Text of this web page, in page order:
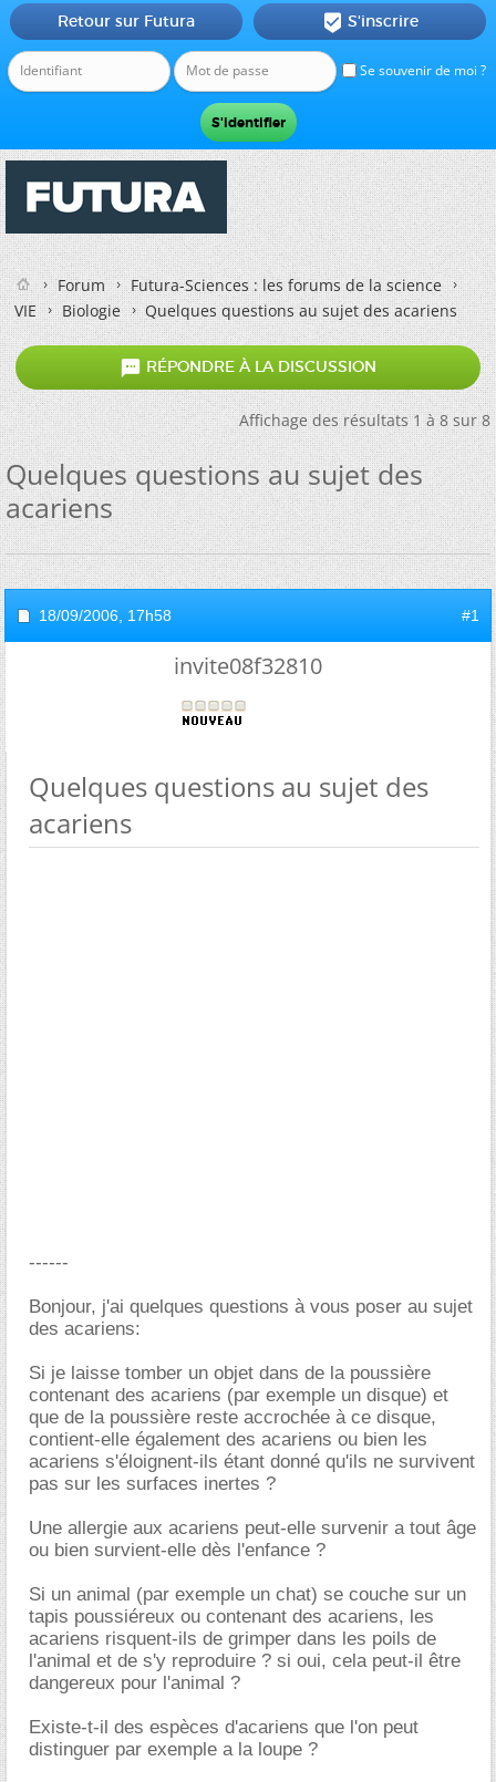
Se souvenir de moi ?
Retour sur Futura  S'inscrire
Forum
Futura-Sciences : les forums de la science
VIE
Biologie Quelques questions au sujet des acariens
 RÉPONDRE À LA DISCUSSION
Affichage des résultats 1 à 8 sur 8
Quelques questions au sujet des
acariens
18/09/2006, 17h58 #1
invite08f32810
Quelques questions au sujet des
acariens
------
Bonjour, j'ai quelques questions à vous poser au sujet
des acariens:
Si je laisse tomber un objet dans de la poussière
contenant des acariens (par exemple un disque) et
que de la poussière reste accrochée à ce disque,
contient-elle également des acariens ou bien les
acariens s'éloignent-ils étant donné qu'ils ne survivent
pas sur les surfaces inertes ?
Une allergie aux acariens peut-elle survenir a tout âge
ou bien survient-elle dès l'enfance ?
Si un animal (par exemple un chat) se couche sur un
tapis poussiéreux ou contenant des acariens, les
acariens risquent-ils de grimper dans les poils de
l'animal et de s'y reproduire ? si oui, cela peut-il être
dangereux pour l'animal ?
Existe-t-il des espèces d'acariens que l'on peut
distinguer par exemple a la loupe ?